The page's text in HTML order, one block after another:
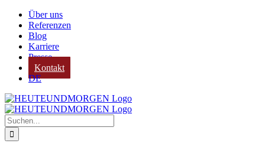
Zum
Inhalt
springen
Über uns
Referenzen
Blog
Karriere
Presse
Kontakt
DE
Suche
nach: